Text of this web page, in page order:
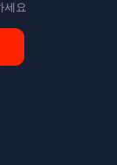
세요